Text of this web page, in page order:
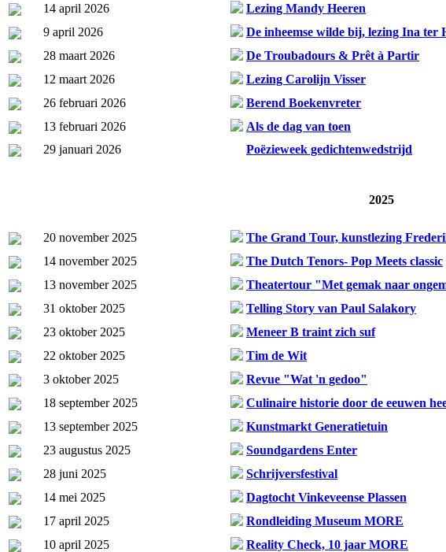
14 april 2026
Lezing Mandy Heeren
9 april 2026
De inheemse wilde bij, lezing Ina ter
28 maart 2026
De Troubadours & Prêt à Partir
12 maart 2026
Lezing Carolijn Visser
26 februari 2026
Berend Boekenvreter
13 februari 2026
Als de dag van toen
29 januari 2026
Poëzieweek gedichtenwedstrijd
2025
20 november 2025
The Grand Tour, kunstlezing
14 november 2025
The Dutch Tenors- Pop Meets classic
13 november 2025
Theatertour "Met gemak naar
31 oktober 2025
Telling Story van Paul Salakory
23 oktober 2025
Meneer B traint zich suf
22 oktober 2025
Tim de Wit
3 oktober 2025
Revue "Wat 'n gedoo"
18 september 2025
Culinaire historie door de eeuwen
13 september 2025
Kunstmarkt Generatietuin
23 augustus 2025
Soundgardens Enter
28 juni 2025
Schrijversfestival
14 mei 2025
Dagtocht Vinkeveense Plassen
17 april 2025
Rondleiding Museum MORE
10 april 2025
Reality Check, 10 jaar MORE